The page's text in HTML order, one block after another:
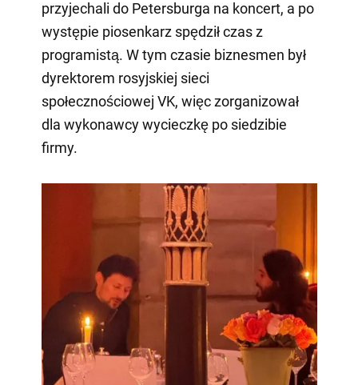
przyjechali do Petersburga na koncert, a po
występie piosenkarz spędził czas z
programistą. W tym czasie biznesmen był
dyrektorem rosyjskiej sieci
społecznościowej VK, więc zorganizował
dla wykonawcy wycieczkę po siedzibie
firmy.